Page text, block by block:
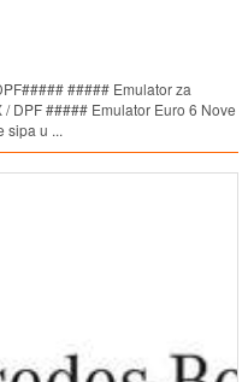
##### Emulator za
DPF ##### Emulator Euro 6 Nove
sipa u ...